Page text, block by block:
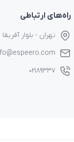
راه‌های ارتباطی
تهران - بلوار آفریقا
۰۲۱۸۹۳۳۷